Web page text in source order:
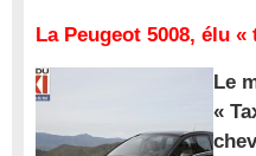
La Peugeot 5008, élu «
Le
«